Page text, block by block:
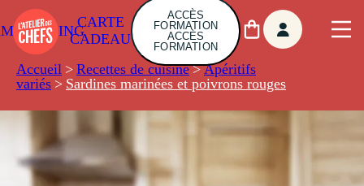
CARTE
CADEAU
ACCÈS
FORMATION
ACCÈS
FORMATION
Accueil > Recettes de cuisine > Apéritifs
variés > Sardines marinées et poivrons rouges